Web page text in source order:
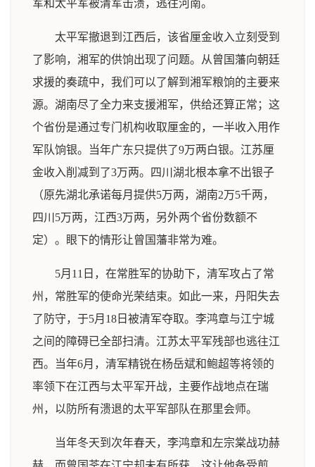
军和太平军被清军击溃，逃往河南。
太平军撤退到江西后，该省厘金收入立刻受到
了影响，湘军的供饷出现了问题。从曾国藩向朝廷
求援的奏疏中，我们可以了解到湘军粮饷的主要来
源。湖南尽了全力来支援湘军，供给还算正常；这
个省份是通过专门机构收取厘金的，一半收入用作
军队饷银。当年广东只提供了9万两白银。江苏厘
金收入削减到了3万两。四川湖北根本拿不出银子
（原先湖北承诺每月提供5万两，湖南2万5千两，
四川5万两，江西3万两，另外两个省份数额不
定）。眼下的情形让曾国藩非常为难。
5月11日，在常胜军的协助下，清军攻占了常
州，常胜军的使命光荣结束。如此一来，丹阳失去
了防守，于5月18日被清军夺取。李鸿章与江宁城
之间的障碍已全部扫清。江苏太平军残部也逃往江
西。当年6月，清军精锐在杨岳斌和鲍超等将领的
率领下在江西与太平军开战，主要作战地点在瑞
州，以防所有溃退的太平军部队在那里会师。
当年冬天到次年春天，李鸿章和左宗棠战功赫